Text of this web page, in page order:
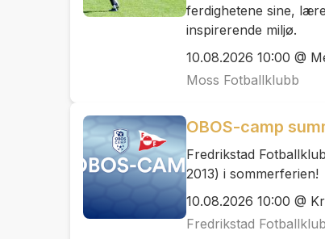
ferdighetene sine,
inspirerende miljø.
10.08.2026 10:00 @
Moss Fotballklubb
OBOS-camp
Fredrikstad
2013) i sommerferien!
10.08.2026 10:00 @
Fredrikstad